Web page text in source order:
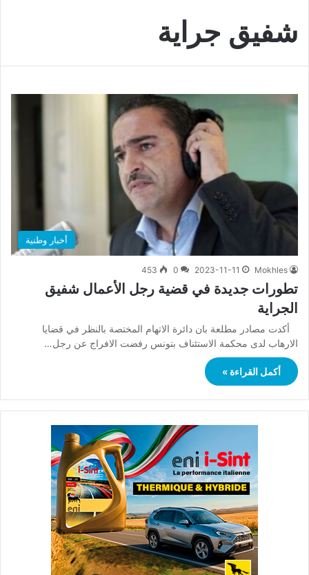
شفيق جراية
أخبار وطنية
Mokhles
2023-11-11
0
453
تطورات جديدة في قضية رجل الأعمال شفيق
الجراية
أكدت مصادر مطلعة بان دائرة الاتهام المختصة بالنظر في قضايا
الارهاب لدى محكمة الاستئناف بتونس رفضت الافراج عن رجل…
أكمل القراءة »